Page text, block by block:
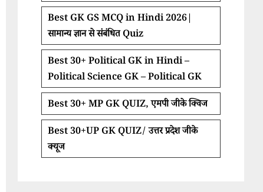
Best GK GS MCQ in Hindi 2026|
सामान्य ज्ञान से संबंधित Quiz
Best 30+ Political GK in Hindi –
Political Science GK – Political GK
Best 30+ MP GK QUIZ, एमपी जीके क्विज
Best 30+UP GK QUIZ/ उत्तर प्रदेश जीके
क्यूज